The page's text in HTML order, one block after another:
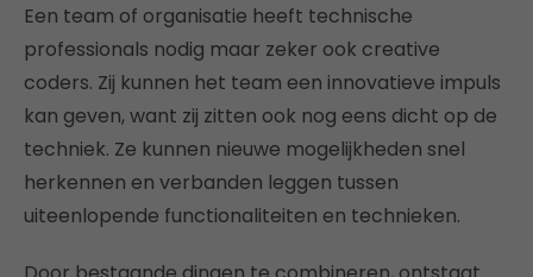
Een team of organisatie heeft technische
professionals nodig maar zeker ook creative
coders. Zij kunnen het team een innovatieve impuls
kan geven, want zij zitten ook nog eens dicht op de
techniek. Ze kunnen nieuwe mogelijkheden snel
herkennen en verbanden leggen tussen
uiteenlopende functionaliteiten en technieken.